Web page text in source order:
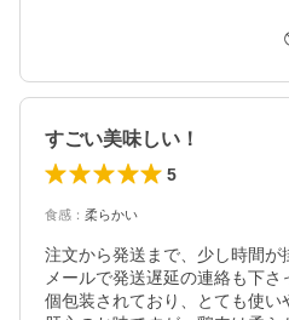
すごい美味しい！
5
食感 ： 柔らかい
注文から発送まで、少し時間が
メールで発送遅延の連絡も下さ
個包装されており、とても使い